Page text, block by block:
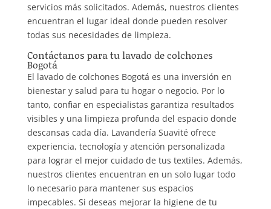
servicios más solicitados. Además, nuestros clientes
encuentran el lugar ideal donde pueden resolver
todas sus necesidades de limpieza.
Contáctanos para tu lavado de colchones
Bogotá
El lavado de colchones Bogotá es una inversión en
bienestar y salud para tu hogar o negocio. Por lo
tanto, confiar en especialistas garantiza resultados
visibles y una limpieza profunda del espacio donde
descansas cada día. Lavandería Suavité ofrece
experiencia, tecnología y atención personalizada
para lograr el mejor cuidado de tus textiles. Además,
nuestros clientes encuentran en un solo lugar todo
lo necesario para mantener sus espacios
impecables. Si deseas mejorar la higiene de tu